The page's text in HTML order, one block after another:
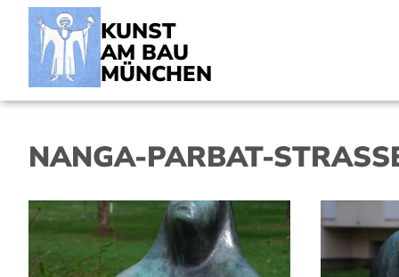
KUNST
AM BAU
MÜNCHEN
NANGA-PARBAT-STRASSE